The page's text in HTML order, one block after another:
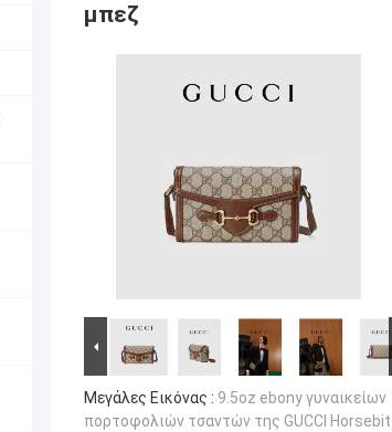
μπεζ
Μεγάλες Εικόνας : 9.5oz ebony γυναικείων
πορτοφολιών τσαντών της GUCCI Horsebit